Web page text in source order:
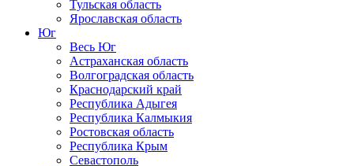
Тульская область
Ярославская область
Юг
Весь Юг
Астраханская область
Волгоградская область
Краснодарский край
Республика Адыгея
Республика Калмыкия
Ростовская область
Республика Крым
Севастополь